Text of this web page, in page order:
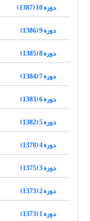
دوره 10 (1387)
دوره 9 (1386)
دوره 8 (1385)
دوره 7 (1384)
دوره 6 (1383)
دوره 5 (1382)
دوره 4 (1378)
دوره 3 (1375)
دوره 2 (1373)
دوره 1 (1373)